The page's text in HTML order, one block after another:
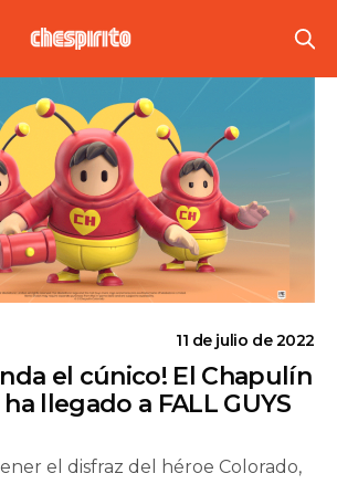
11 de julio de 2022
el cúnico! El Chapulín
llegado a FALL GUYS
el disfraz del héroe Colorado,